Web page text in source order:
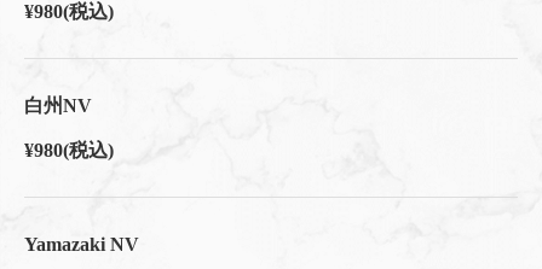
¥980(税込)
白州NV
¥980(税込)
Yamazaki NV